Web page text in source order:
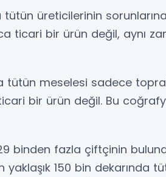
tütün üreticilerinin
ticari bir ürün değil, aynı
tütün meselesi sadece
bir ürün değil. Bu
binden fazla çiftçinin
yaklaşık 150 bin dekarında